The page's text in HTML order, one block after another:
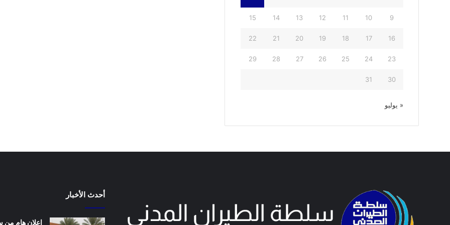
9
10
11
12
13
14
15
16
17
18
19
20
21
22
23
24
25
26
27
28
29
30
31
« يوليو
أحدث الأخبار
إعلان هام